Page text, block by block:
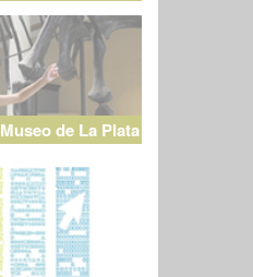
Museo de La Plata